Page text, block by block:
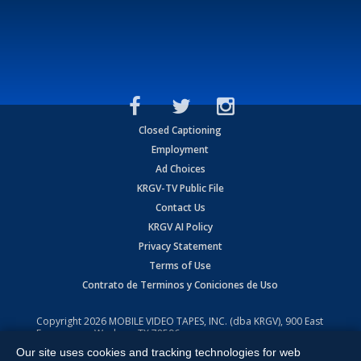
Closed Captioning
Employment
Ad Choices
KRGV-TV Public File
Contact Us
KRGV AI Policy
Privacy Statement
Terms of Use
Contrato de Terminos y Coniciones de Uso
Copyright2026 MOBILE VIDEO TAPES, INC. (dba KRGV), 900 East
Expressway, Weslaco, TX 78596.
All Rights Reserved. Powered by:Ruby Shore Software
Our site uses cookies and tracking technologies for web